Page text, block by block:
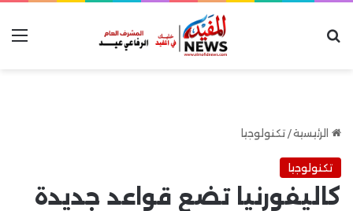
الرئيسية/ تكنولوجيا
تكنولوجيا
كاليفورنيا تضع قواعد جديدة